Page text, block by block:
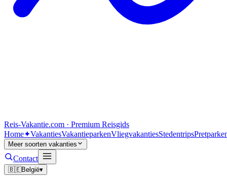
Reis-Vakantie.com · Premium Reisgids
Home✦VakantiesVakantieparkenVliegvakantiesStedentrips
Meer soorten vakanties
Contact
🇧🇪België▾